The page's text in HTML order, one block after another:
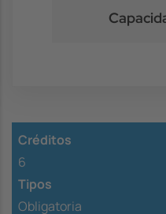
Créditos
6
Tipos
Obligatoria